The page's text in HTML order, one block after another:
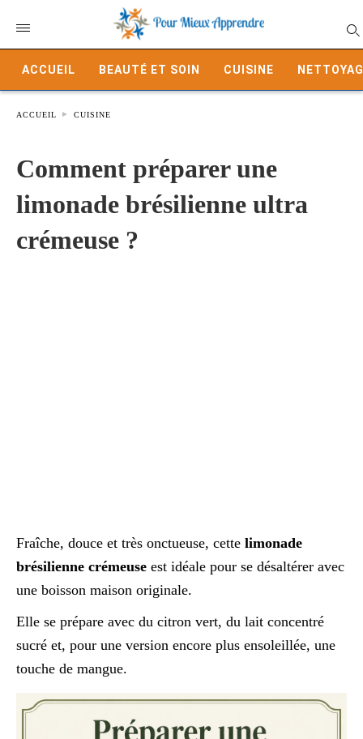
ACCUEIL BEAUTÉ ET SOIN CUISINE
ACCUEIL CUISINE
Comment préparer une
limonade brésilienne ultra
crémeuse ?
Fraîche, douce et très onctueuse, cette limonade
brésilienne crémeuse est idéale pour se désaltérer avec
une boisson maison originale.
Elle se prépare avec du citron vert, du lait concentré
sucré et, pour une version encore plus ensoleillée, une
touche de mangue.